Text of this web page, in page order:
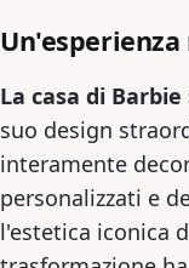
Un'esperienza
La casa di
suo design
interamente
personalizzati e
l'estetica iconica